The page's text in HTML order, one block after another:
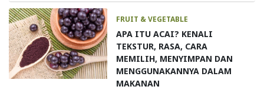
FRUIT & VEGETABLE
APA ITU ACAI? KENALI
TEKSTUR, RASA, CARA
MEMILIH, MENYIMPAN DAN
MENGGUNAKANNYA DALAM
MAKANAN